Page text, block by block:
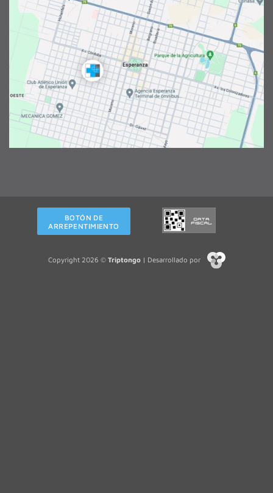
BOTÓN DE
ARREPENTIMIENTO
Copyright 2026 © Triptongo| Desarrollado por